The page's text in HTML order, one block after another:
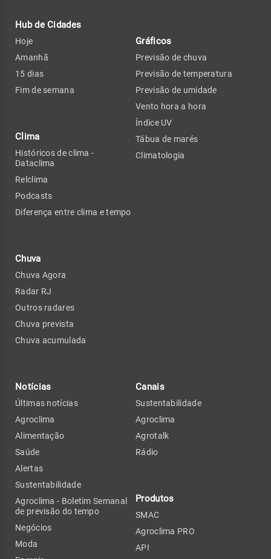
Hub de Cidades
Hoje
Amanhã
15 dias
Fim de semana
Clima
Históricos de clima -
Dataclima
Relclima
Podcasts
Diferença entre clima e tempo
Chuva
Chuva Agora
Radar RJ
Outros radares
Chuva prevista
Chuva acumulada
Gráficos
Previsão de chuva
Previsão de temperatura
Previsão de umidade
Vento hora a hora
Índice UV
Tábua de marés
Climatologia
Notícias
Últimas notícias
Agroclima
Alimentação
Saúde
Alertas
Sustentabilidade
Agroclima - Boletim Semanal
de previsão do tempo
Negócios
Moda
Canais
Sustentabilidade
Agroclima
Agrotalk
Rádio
Produtos
SMAC
Agroclima PRO
API